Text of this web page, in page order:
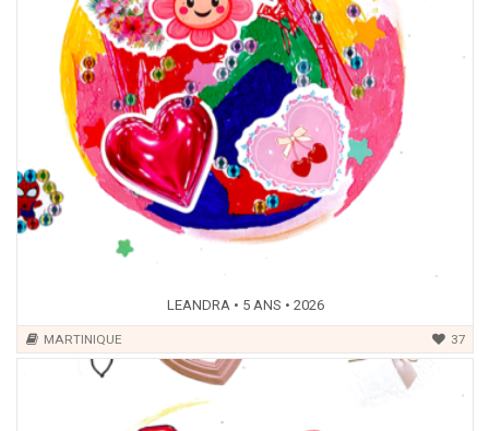
LEANDRA • 5 ANS • 2026
MARTINIQUE 37